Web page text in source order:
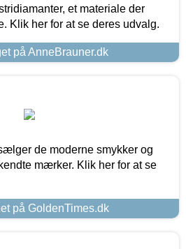
et materiale der
Klik her for at se deres udvalg.
på AnneBrauner.dk
de moderne smykker og
mærker. Klik her for at se
på GoldenTimes.dk